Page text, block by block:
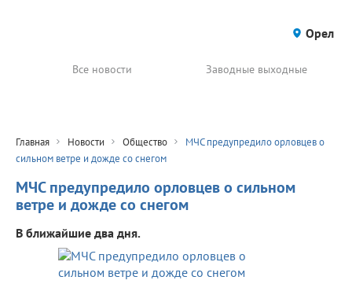
Орел
Все новости Заводные выходные
Главная Новости Общество
МЧС предупредило орловцев о
сильном ветре и дожде со снегом
МЧС предупредило орловцев о сильном
ветре и дожде со снегом
В ближайшие два дня.